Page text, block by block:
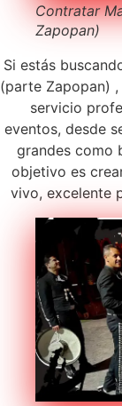
Contratar
Zapopan)
Si estás
(parte Zapopan)
servicio
eventos, desde
grandes como
objetivo es
vivo, excelente